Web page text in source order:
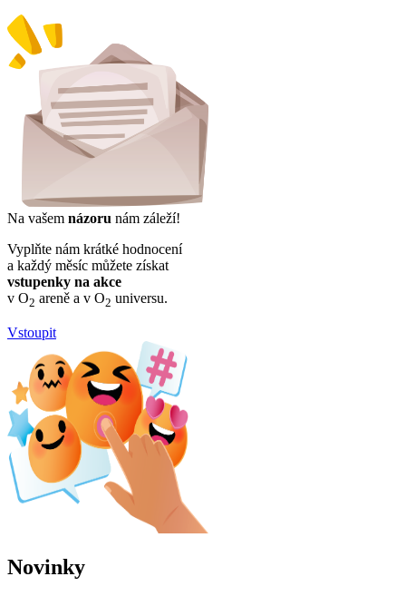
Na vašem názoru nám záleží!
Vyplňte nám krátké hodnocení
a každý měsíc můžete získat
vstupenky na akce
v O2 areně a v O2 universu.
Vstoupit
Novinky